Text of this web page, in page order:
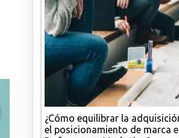
¿Cómo equilibrar la
el posicionamiento de marca